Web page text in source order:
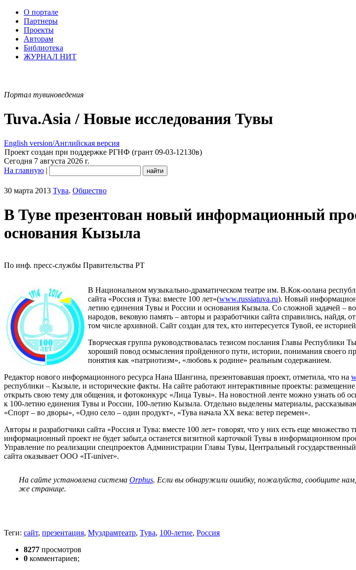
О портале
Партнеры
Проекты
Авторам
Библиотека
ЖУРНАЛ НИТ
Портал тувиноведения
Tuva.Asia / Новые исследования Тувы
English version/Английская версия
Проект создан при поддержке РГНФ (грант 09-03-12130в)
Сегодня 7 августа 2026 г.
На главную |
30 марта 2013 Тува. Общество
В Туве презентован новый информационный
основания Кызыла
По инф. пресс-службы Правительства РТ
В Национальном музыкально-драматическом театре им. В.Кок-оолана
сайта «Россия и Тува: вместе 100 лет»(www.russiatuva.ru). Новый
летию единения Тувы и России и основания Кызыла. Со сложной задачей –
народов, вековую память – авторы и разработчики сайта справились, найдя,
том числе архивной. Сайт создан для тех, кто интересуется Тувой, ее
Творческая группа руководствовалась тезисом послания Главы Республики
хороший повод осмысления пройденного пути, истории, понимания своего
понятия как «патриотизм», «любовь к родине» реальным содержанием.
Редактор нового информационного ресурса Нана Шангина, презентовавшая проект, отметила, что на
республики – Кызыле, и исторические факты. На сайте работают интерактивные проекты:
открыть свою тему для общения, и фотоконкурс «Лица Тувы». На новостной ленте можно узнать об
к 100-летию единения Тувы и России, 100-летию Кызыла. Отдельно выделены материалы,
«Спорт – во дворы», «Одно село – один продукт», «Тува начала XX века: ветер перемен».
Авторы и разработчики сайта «Россия и Тува: вместе 100 лет» говорят, что у них есть еще
информационный проект не будет забыт,а останется визитной карточкой Тувы в информационном
Управление по реализации спецпроектов Администрации Главы Тувы, Центральный
сайта оказывает ООО «IT-univer».
На сайте установлена система Orphus. Если вы обнаружили ошибку, пожалуйста, сообщите
же странице.
Теги: сайт, презентация, Муздрамтеатр, Тува, 100-летие, Россия
8277 просмотров
0 комментариев;